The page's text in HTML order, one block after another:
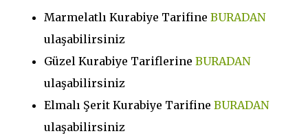
Marmelatlı Kurabiye Tarifine BURADAN
ulaşabilirsiniz
Güzel Kurabiye Tariflerine BURADAN
ulaşabilirsiniz
Elmalı Şerit Kurabiye Tarifine BURADAN
ulaşabilirsiniz